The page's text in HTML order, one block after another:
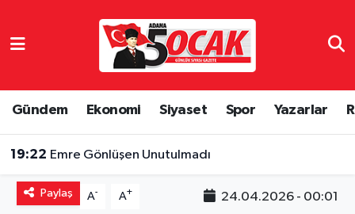
Gündem Ekonomi Siyaset Spor Yazarlar
19:22 Emre Gönlüşen Unutulmadı
Paylaş A- A+ 24.04.2026 - 00:01
Dünya
Adana Nöbetçi Eczaneler
Adana Trafik Yoğunluk Haritası